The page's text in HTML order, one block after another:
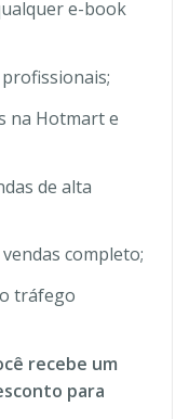
e-book
na Hotmart e
de alta
completo;
tráfego
recebe um
para